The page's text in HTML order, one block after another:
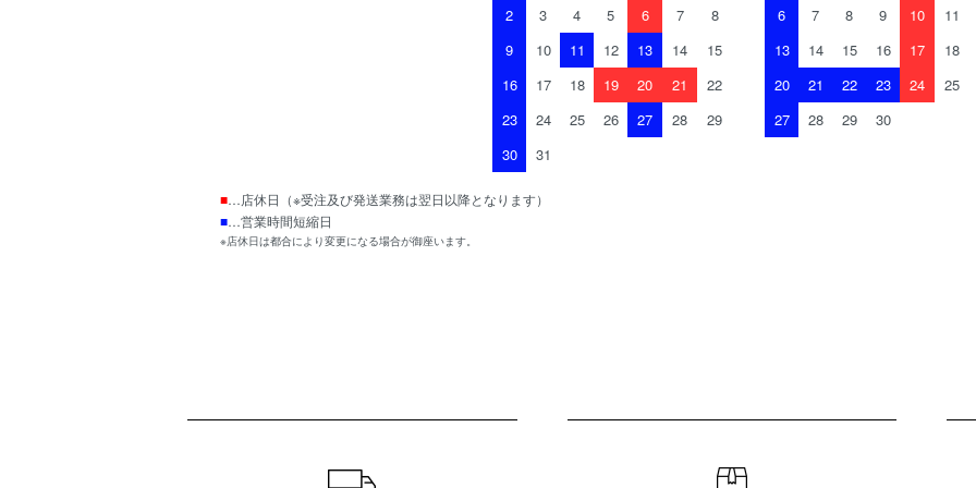
2
3 4 5 6 7
8
9
10 11 12 13 14
15
16
17 18 19 20 21
22
23
24 25 26 27 28
29
30
31
6
7 8 9 10
11
13
14 15 16 17
18
20
21 22 23 24
25
27
28 29 30
■…店休日（※受注及び発送業務は翌日以降となります）
■…営業時間短縮日
※店休日は都合により変更になる場合が御座います。